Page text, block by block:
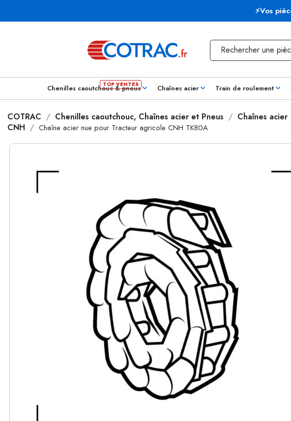
⚡Vos
Chenilles caoutchouc & pneus Chaînes acier Train de roulement
COTRAC Chenilles caoutchouc, Chaînes acier et Pneus Chaînes acier
CNH
Chaîne acier nue pour Tracteur agricole CNH TK80A